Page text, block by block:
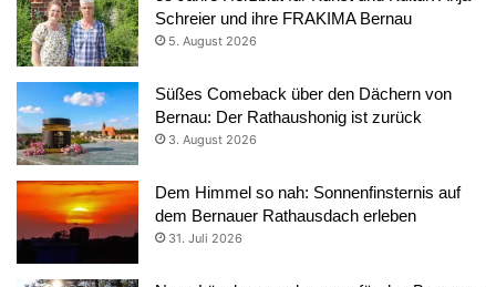
Schreier und ihre FRAKIMA Bernau
5. August 2026
Süßes Comeback über den Dächern von
Bernau: Der Rathaushonig ist zurück
3. August 2026
Dem Himmel so nah: Sonnenfinsternis auf
dem Bernauer Rathausdach erleben
31. Juli 2026